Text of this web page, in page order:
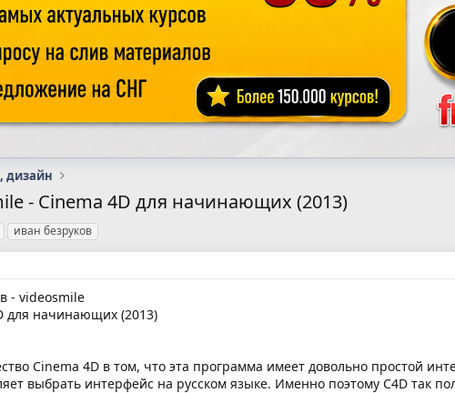
дизайн
- Cinema 4D для начинающих (2013)
иван безруков
- videosmile
для начинающих (2013)
Cinema 4D в том, что эта программа имеет довольно простой
выбрать интерфейс на русском языке. Именно поэтому C4D так